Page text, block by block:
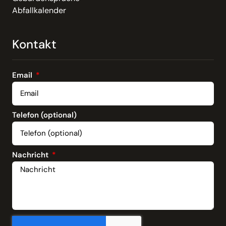
Abfallkalender
Kontakt
Email
Telefon (optional)
Nachricht